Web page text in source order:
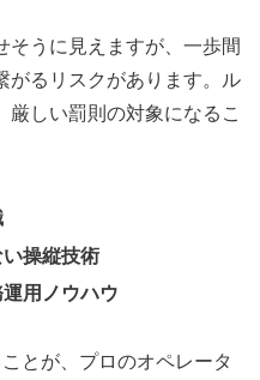
そうに見えますが、一歩間
がるリスクがあります。ル
厳しい罰則の対象になるこ
操縦技術
用ノウハウ
とが、プロのオペレータ